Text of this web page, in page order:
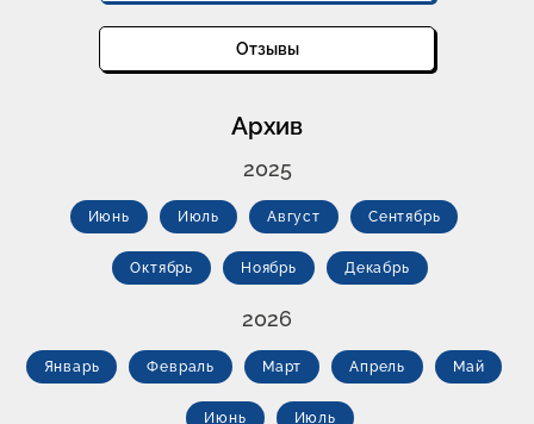
Отзывы
Архив
2025
Июнь Июль Август Сентябрь
Октябрь Ноябрь Декабрь
2026
Январь Февраль Март Апрель Май
Июнь Июль